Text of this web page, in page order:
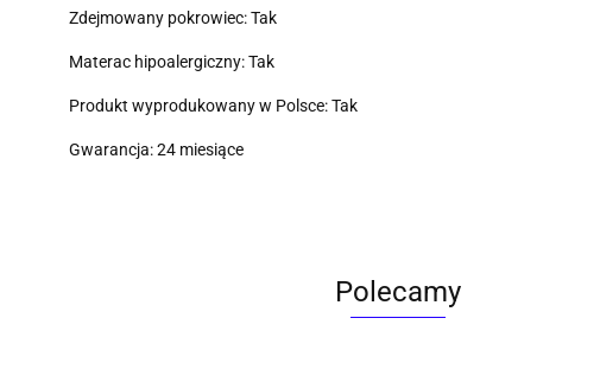
Zdejmowany pokrowiec: Tak
Materac hipoalergiczny: Tak
Produkt wyprodukowany w Polsce: Tak
Gwarancja: 24 miesiące
Polecamy